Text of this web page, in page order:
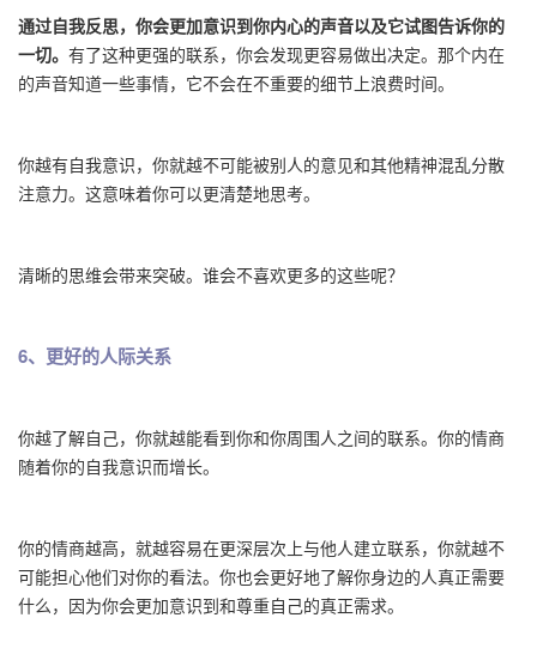
通过自我反思，你会更加意识到你内心的声音以及它试图告诉你的
一切。 有了这种更强的联系，你会发现更容易做出决定。那个内在
的声音知道一些事情，它不会在不重要的细节上浪费时间。
你越有自我意识，你就越不可能被别人的意见和其他精神混乱分散
注意力。这意味着你可以更清楚地思考。
清晰的思维会带来突破。谁会不喜欢更多的这些呢？
6、更好的人际关系
你越了解自己，你就越能看到你和你周围人之间的联系。你的情商
随着你的自我意识而增长。
你的情商越高，就越容易在更深层次上与他人建立联系，你就越不
可能担心他们对你的看法。你也会更好地了解你身边的人真正需要
什么，因为你会更加意识到和尊重自己的真正需求。